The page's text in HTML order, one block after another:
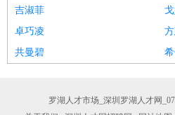
吉淑菲
卓巧凌
共曼碧
罗湖人才市场_深圳罗湖人才网